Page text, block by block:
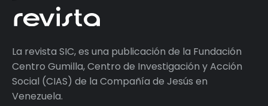
La revista SIC, es una publicación de la Fundación
Centro Gumilla, Centro de Investigación y Acción
Social (CIAS) de la Compañía de Jesús en
Venezuela.